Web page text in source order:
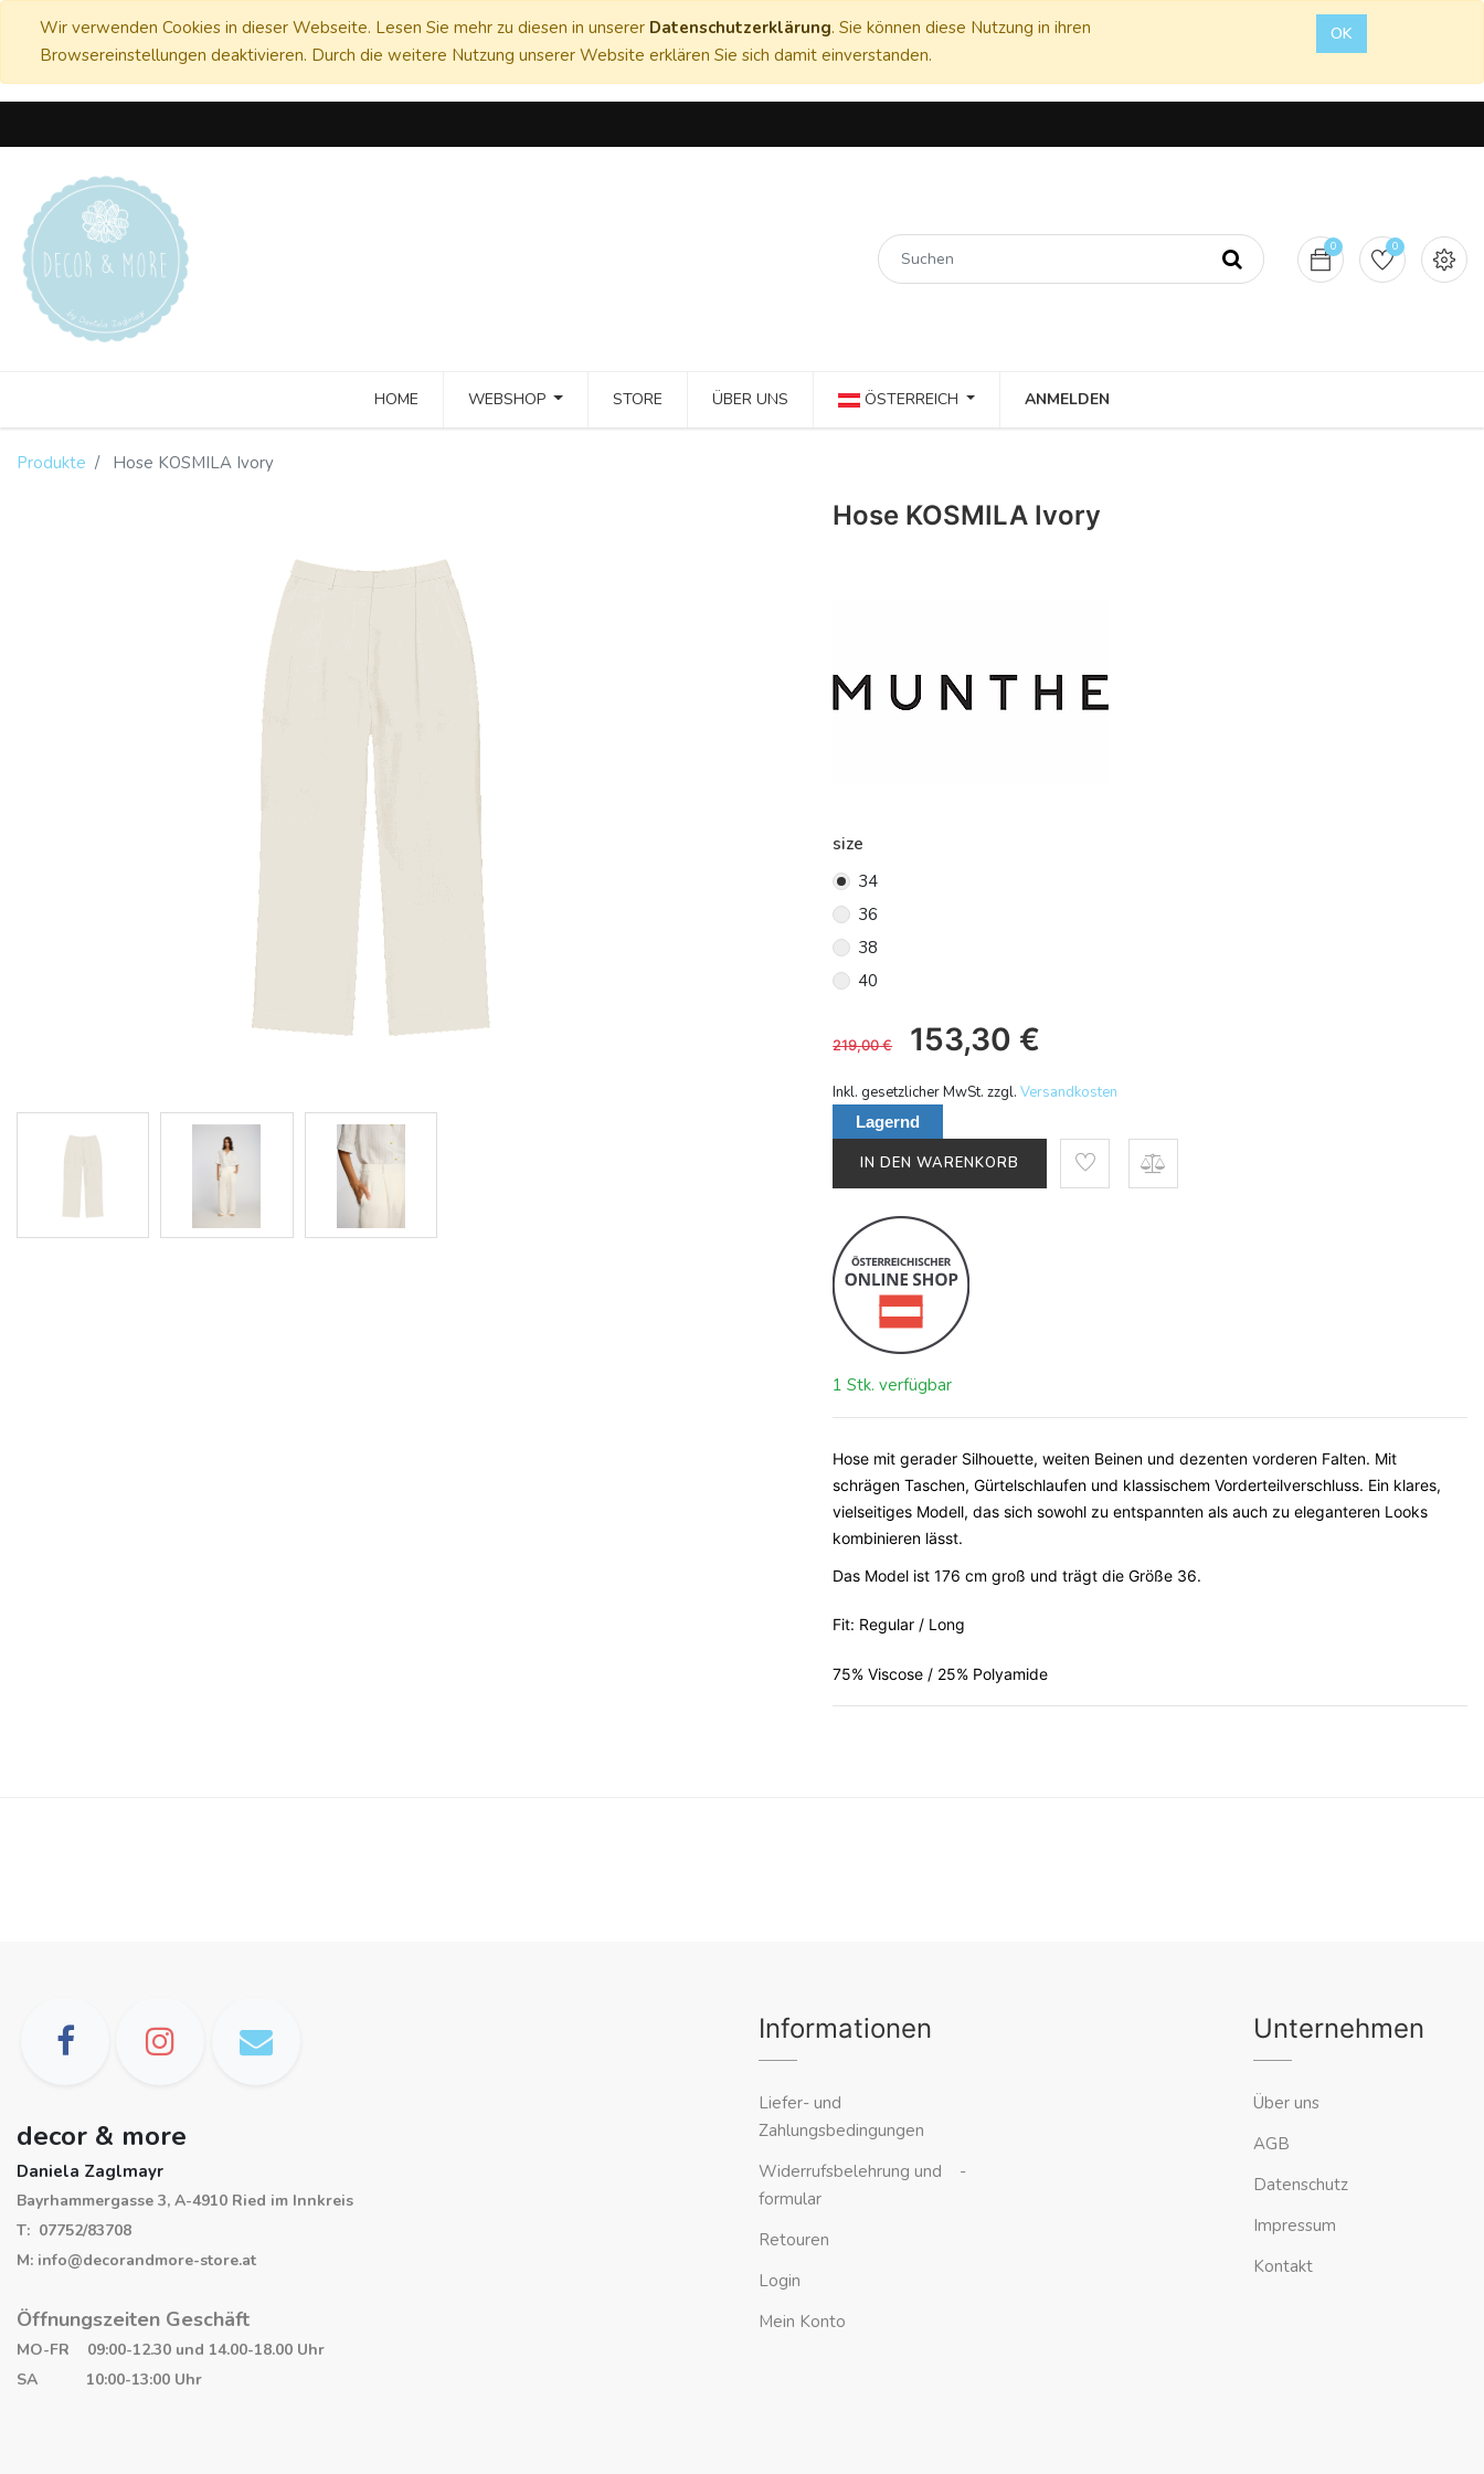
Wir verwenden Cookies in dieser Webseite. Lesen Sie mehr zu diesen in unserer Datenschutzerklärung. Sie können diese Nutzung in ihren
Browsereinstellungen deaktivieren. Durch die weitere Nutzung unserer Website erklären Sie sich damit einverstanden.
OK
0 0
HOME WEBSHOP STORE ÜBER UNS ÖSTERREICH ANMELDEN
Produkte Hose KOSMILA Ivory
Hose KOSMILA Ivory
size
34
36
38
40
219,00€ 153,30 €
Inkl. gesetzlicher MwSt. zzgl.Versandkosten
Lagernd
IN DEN WARENKORB
1 Stk. verfügbar
Hose mit gerader Silhouette, weiten Beinen und dezenten vorderen Falten. Mit
schrägen Taschen, Gürtelschlaufen und klassischem Vorderteilverschluss. Ein klares,
vielseitiges Modell, das sich sowohl zu entspannten als auch zu eleganteren Looks
kombinieren lässt.
Das Model ist 176 cm groß und trägt die Größe 36.
Fit: Regular / Long
75% Viscose / 25% Polyamide
decor & more
Daniela Zaglmayr
Bayrhammergasse 3, A-4910 Ried im Innkreis
T: 07752/83708
M: info@decorandmore-store.at
Öffnungszeiten Geschäft
MO-FR 09:00-12.30 und 14.00-18.00 Uhr
SA 10:00-13:00 Uhr
Informationen
Liefer- und
Zahlungsbedingungen
Widerrufsbelehrung und -
formular
Retouren
Login
Mein Konto
Unternehmen
Über uns
AGB
Datenschutz
Impressum
Kontakt